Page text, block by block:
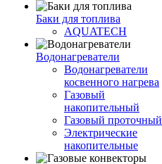
Баки для топлива
AQUATECH
Водонагреватели
Водонагреватели
косвенного нагрева
Газовый
накопительный
Газовый проточный
Электрические
накопительные